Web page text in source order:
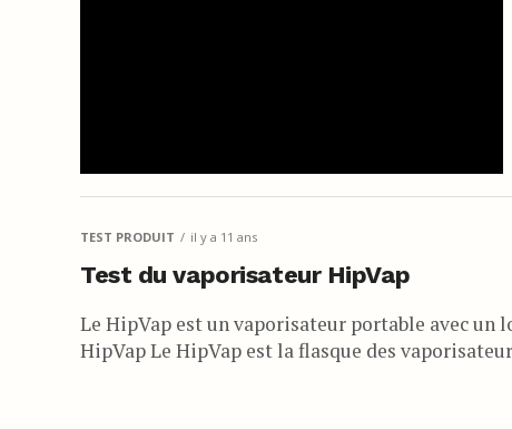
TEST PRODUIT il y a 11 ans
Test du vaporisateur HipVap
Le HipVap est un vaporisateur portable avec
HipVap Le HipVap est la flasque des